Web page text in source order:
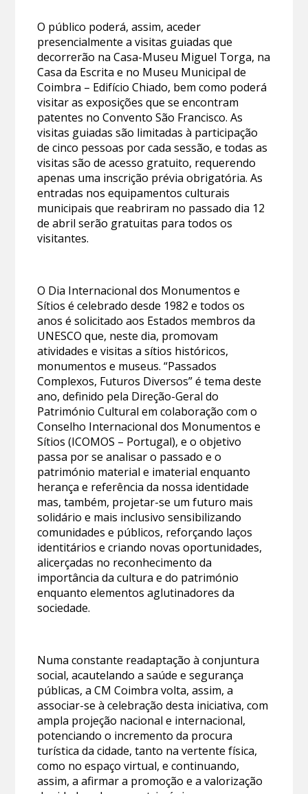
O público poderá, assim, aceder
presencialmente a visitas guiadas que
decorrerão na Casa-Museu Miguel Torga, na
Casa da Escrita e no Museu Municipal de
Coimbra – Edifício Chiado, bem como poderá
visitar as exposições que se encontram
patentes no Convento São Francisco. As
visitas guiadas são limitadas à participação
de cinco pessoas por cada sessão, e todas as
visitas são de acesso gratuito, requerendo
apenas uma inscrição prévia obrigatória. As
entradas nos equipamentos culturais
municipais que reabriram no passado dia 12
de abril serão gratuitas para todos os
visitantes.
O Dia Internacional dos Monumentos e
Sítios é celebrado desde 1982 e todos os
anos é solicitado aos Estados membros da
UNESCO que, neste dia, promovam
atividades e visitas a sítios históricos,
monumentos e museus. “Passados
Complexos, Futuros Diversos” é tema deste
ano, definido pela Direção-Geral do
Património Cultural em colaboração com o
Conselho Internacional dos Monumentos e
Sítios (ICOMOS – Portugal), e o objetivo
passa por se analisar o passado e o
património material e imaterial enquanto
herança e referência da nossa identidade
mas, também, projetar-se um futuro mais
solidário e mais inclusivo sensibilizando
comunidades e públicos, reforçando laços
identitários e criando novas oportunidades,
alicerçadas no reconhecimento da
importância da cultura e do património
enquanto elementos aglutinadores da
sociedade.
Numa constante readaptação à conjuntura
social, acautelando a saúde e segurança
públicas, a CM Coimbra volta, assim, a
associar-se à celebração desta iniciativa, com
ampla projeção nacional e internacional,
potenciando o incremento da procura
turística da cidade, tanto na vertente física,
como no espaço virtual, e continuando,
assim, a afirmar a promoção e a valorização